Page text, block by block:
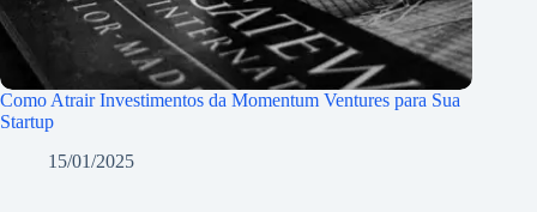
Como Atrair Investimentos da Momentum Ventures para Sua
Startup
15/01/2025